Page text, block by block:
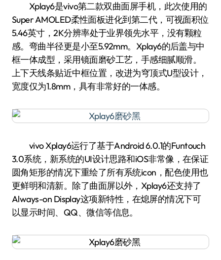
Xplay6是vivo第二款双曲面屏手机，此次使用的
Super AMOLED柔性面板进化到第二代，可视面积位
5.46英寸，2K分辨率处于业界领先水平，没有颗粒
感。弯曲半径更是小至5.92mm。Xplay6的后盖与中
框一体成型，采用镜面磨砂工艺，手感细腻顺滑。
上下天线条贴近中框位置，改进为穹顶式U型设计，
宽度仅为1.8mm，具有非常好的一体感。
vivo Xplay6运行了基于Android 6.0.1的Funtouch
3.0系统，新系统的UI设计思路和iOS非常像，在保证
圆角矩形的情况下重绘了所有系统icon，配色使用也
更鲜明和清新。除了曲面屏以外，Xplay6还支持了
Always-on Display这项新特性，在熄屏的情况下可
以显示时间、QQ、微信等信息。